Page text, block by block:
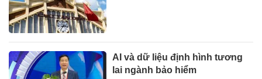
AI và dữ liệu định hình tương
lai ngành bảo hiểm